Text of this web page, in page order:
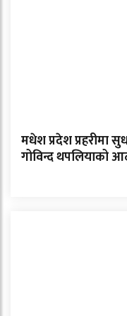
मधेश प्रदेश प्रहरीमा
गोविन्द थपलियाको